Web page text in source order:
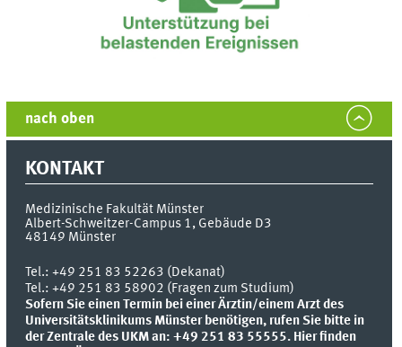
nach oben
KONTAKT
Medizinische Fakultät Münster
Albert-Schweitzer-Campus 1, Gebäude D3
48149 Münster
Tel.:+49 251 83 52263 (Dekanat)
Tel.: +49 251 83 58902 (Fragen zum Studium)
Sofern Sie einen Termin bei einer Ärztin/einem Arzt des
Universitätsklinikums Münster benötigen, rufen Sie bitte in
der Zentrale des UKM an: +49 251 83 55555. Hier finden